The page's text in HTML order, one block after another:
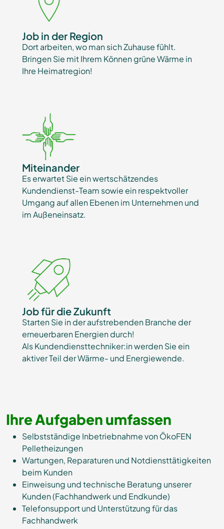
Job in der Region
Dort arbeiten, wo man sich Zuhause fühlt.
Bringen Sie mit Ihrem Können grüne Wärme in
Ihre Heimatregion!
Miteinander
Es erwartet Sie ein wertschätzendes
Kundendienst-Team sowie ein respektvoller
Umgang auf allen Ebenen im Unternehmen und
im Außeneinsatz.
Job für die Zukunft
Starten Sie in der aufstrebenden Branche der
erneuerbaren Energien durch!
Als Kundendiensttechniker:in werden Sie ein
aktiver Teil der Wärme- und Energiewende.
Ihre Aufgaben umfassen
Selbstständige Inbetriebnahme von ÖkoFEN
Pelletheizungen
Wartungen, Reparaturen und Notdiensttätigkeiten
beim Kunden
Einweisung und technische Beratung unserer
Kunden (Fachhandwerk und Endkunde)
Telefonsupport und Unterstützung für das
Fachhandwerk